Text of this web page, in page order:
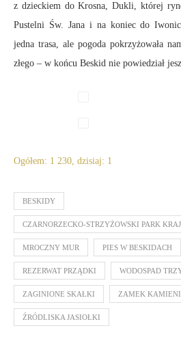
z dzieckiem do Krosna, Dukli, której
Pustelni Św. Jana i na koniec do
jedna trasa, ale pogoda pokrzyżowała
złego – w końcu Beskid nie powiedział
Ogółem: 1 230, dzisiaj: 1
BESKIDY
CZARNORZECKO-STRZYŻOWSKI PARK
MROCZNY MUR PIES W BESKIDACH
REZERWAT PRZĄDKI WODOSPAD
ZAGINIONE SKAŁKI ZAMEK
ŹRÓDLISKA JASIOŁKI